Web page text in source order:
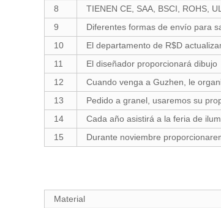
8
TIENEN CE, SAA, BSCI, ROHS,
9
Diferentes formas de envío para
10
El departamento de R$D
11
El diseñador proporcionará dibujo
12
Cuando venga a Guzhen, le
13
Pedido a granel, usaremos su
14
Cada año asistirá a la feria de
15
Durante noviembre
Material